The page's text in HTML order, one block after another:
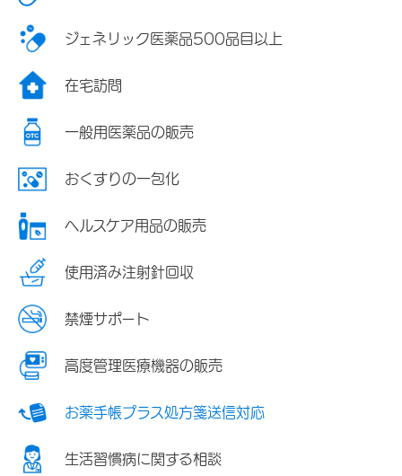
ジェネリック医薬品500品目以上
在宅訪問
一般用医薬品の販売
おくすりの一包化
ヘルスケア用品の販売
使用済み注射針回収
禁煙サポート
高度管理医療機器の販売
お薬手帳プラス処方箋送信対応
生活習慣病に関する相談